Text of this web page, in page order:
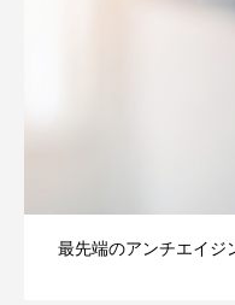
最先端のアンチエイジ